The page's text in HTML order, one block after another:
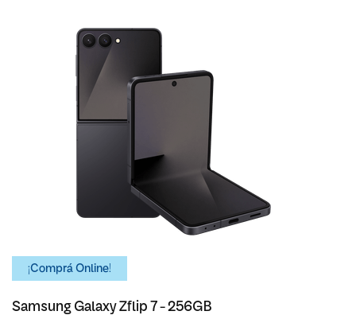
¡Comprá Online!
Samsung Galaxy Zflip 7 - 256GB